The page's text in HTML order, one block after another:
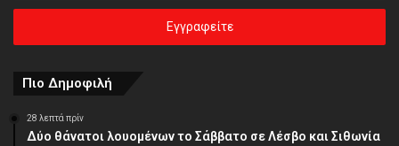
ηλεκτρονική
διεύθυνση
Πιο Δημοφιλή
28 λεπτά πρίν
Δύο θάνατοι λουομένων το Σάββατο σε Λέσβο και Σιθωνία